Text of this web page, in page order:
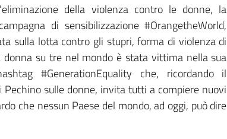
della violenza contro le donne, la
di sensibilizzazione #OrangetheWorld,
sulla lotta contro gli stupri, forma di violenza di
su tre nel mondo è stata vittima nella sua
#GenerationEquality che, ricordando il
sulle donne, invita tutti a compiere nuovi
che nessun Paese del mondo, ad oggi, può dire